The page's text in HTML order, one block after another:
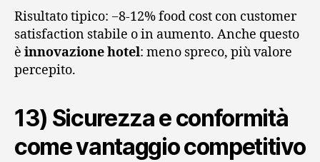
Risultato tipico: −8‑12% food cost con customer
satisfaction stabile o in aumento. Anche questo
è innovazione hotel: meno spreco, più valore
percepito.
13) Sicurezza e conformità
come vantaggio competitivo